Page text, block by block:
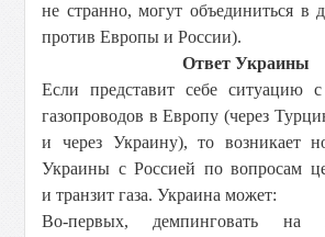
не странно, могут объединиться в
против Европы и России).
Ответ Украины
Если представит себе ситуацию
газопроводов в Европу (через
и через Украину), то возникает
Украины с Россией по вопросам
и транзит газа. Украина может:
Во-первых, демпинговать на